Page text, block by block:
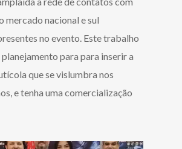
mercado nacional e sul
no evento. Este trabalho
para para inserir a
que se vislumbra nos
e tenha uma comercialização